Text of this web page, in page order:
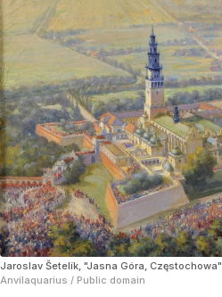
Jaroslav Šetelík, "Jasna Góra, Częstochowa"
Anvilaquarius / Public domain